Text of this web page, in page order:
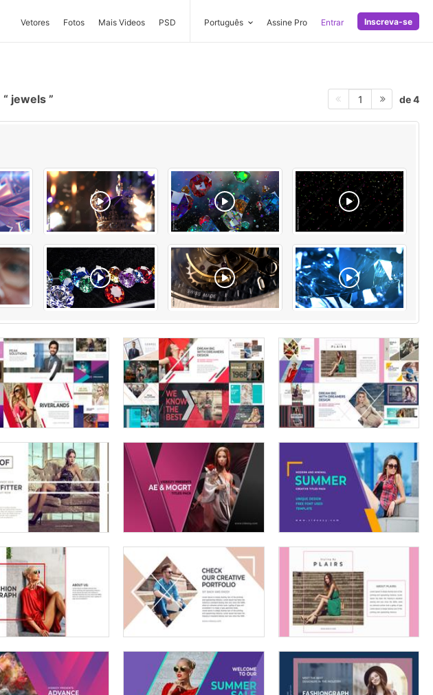
Vetores Fotos Mais Videos PSD Português Assine Pro Entrar Inscreva-se
jewels 1 de 4